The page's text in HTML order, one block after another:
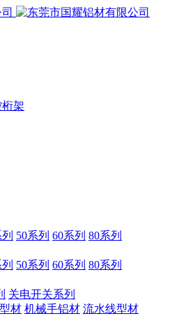
架
50系列 60系列 80系列
50系列 60系列 80系列
关电开关系列
材 机械手铝材 流水线型材